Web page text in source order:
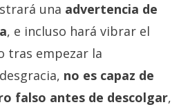
una advertencia de
, e incluso hará vibrar el
tras empezar la
no es capaz de
falso antes de descolgar,